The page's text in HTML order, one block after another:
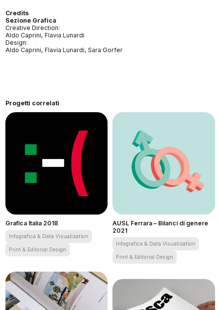
Credits
Sezione Grafica
Creative Direction:
Aldo Caprini, Flavia Lunardi
Design:
Aldo Caprini, Flavia Lunardi, Sara Gorfer
Progetti correlati
Grafica Italia 2018
Infografica & Data Visualization
Print & Editorial Design
AUSL Ferrara – Bilanci di genere
2021
Infografica & Data Visualization
Print & Editorial Design